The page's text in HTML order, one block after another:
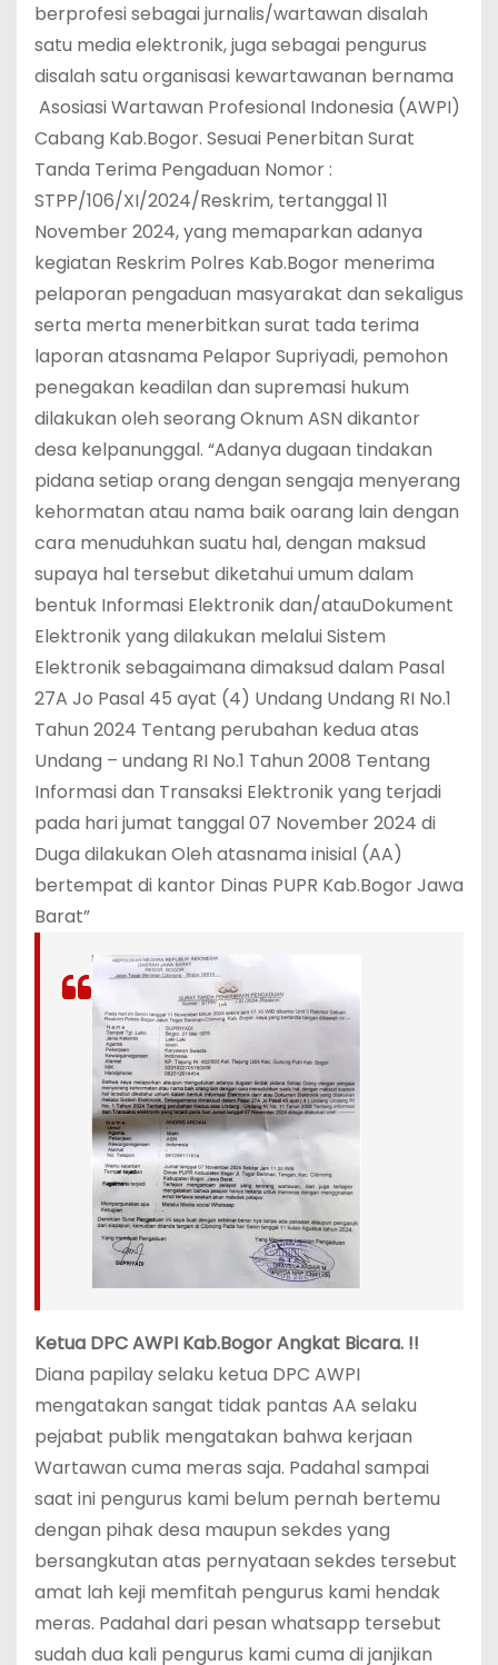
berprofesi sebagai jurnalis/wartawan disalah
satu media elektronik, juga sebagai pengurus
disalah satu organisasi kewartawanan bernama
Asosiasi Wartawan Profesional Indonesia (AWPI)
Cabang Kab.Bogor. Sesuai Penerbitan Surat
Tanda Terima Pengaduan Nomor :
STPP/106/XI/2024/Reskrim, tertanggal 11
November 2024, yang memaparkan adanya
kegiatan Reskrim Polres Kab.Bogor menerima
pelaporan pengaduan masyarakat dan sekaligus
serta merta menerbitkan surat tada terima
laporan atasnama Pelapor Supriyadi, pemohon
penegakan keadilan dan supremasi hukum
dilakukan oleh seorang Oknum ASN dikantor
desa kelpanunggal. “Adanya dugaan tindakan
pidana setiap orang dengan sengaja menyerang
kehormatan atau nama baik oarang lain dengan
cara menuduhkan suatu hal, dengan maksud
supaya hal tersebut diketahui umum dalam
bentuk Informasi Elektronik dan/atauDokument
Elektronik yang dilakukan melalui Sistem
Elektronik sebagaimana dimaksud dalam Pasal
27A Jo Pasal 45 ayat (4) Undang Undang RI No.1
Tahun 2024 Tentang perubahan kedua atas
Undang – undang RI No.1 Tahun 2008 Tentang
Informasi dan Transaksi Elektronik yang terjadi
pada hari jumat tanggal 07 November 2024 di
Duga dilakukan Oleh atasnama inisial (AA)
bertempat di kantor Dinas PUPR Kab.Bogor Jawa
Barat”
Ketua DPC AWPI Kab.Bogor Angkat Bicara. !!
Diana papilay selaku ketua DPC AWPI
mengatakan sangat tidak pantas AA selaku
pejabat publik mengatakan bahwa kerjaan
Wartawan cuma meras saja. Padahal sampai
saat ini pengurus kami belum pernah bertemu
dengan pihak desa maupun sekdes yang
bersangkutan atas pernyataan sekdes tersebut
amat lah keji memfitah pengurus kami hendak
meras. Padahal dari pesan whatsapp tersebut
sudah dua kali pengurus kami cuma di janjikan